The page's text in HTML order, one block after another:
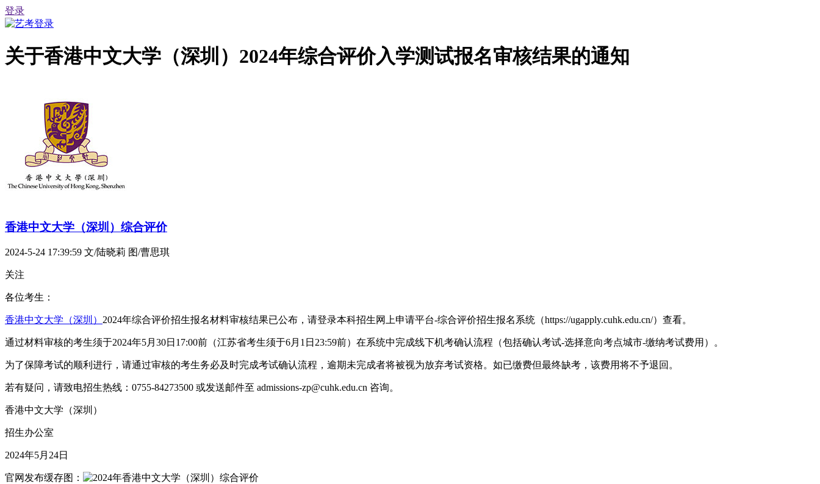
登录
关于香港中文大学（深圳）2024年综合评价入学测试报名审核结果的通知
香港中文大学（深圳）综合评价
2024-5-24 17:39:59 文/陆晓莉 图/曹思琪
关注
各位考生：
香港中文大学（深圳） 2024年综合评价招生报名材料审核结果已公布，请登录本科招生网上申请平台-综合评价招生报名系统（https://ugapply.cuhk.edu.cn/）查看。
通过材料审核的考生须于2024年5月30日17:00前（江苏省考生须于6月1日23:59前）在系统中完成线下机考确认流程（包括确认考试-选择意向考点城市-缴纳考试费用）。
为了保障考试的顺利进行，请通过审核的考生务必及时完成考试确认流程，逾期未完成者将被视为放弃考试资格。如已缴费但最终缺考，该费用将不予退回。
若有疑问，请致电招生热线：0755-84273500 或发送邮件至 admissions-zp@cuhk.edu.cn 咨询。
香港中文大学（深圳）
招生办公室
2024年5月24日
官网发布缓存图：